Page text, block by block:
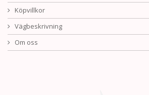
Köpvillkor
Vägbeskrivning
Om oss